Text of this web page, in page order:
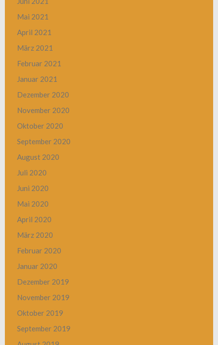
Mai 2021
April 2021
März 2021
Februar 2021
Januar 2021
Dezember 2020
November 2020
Oktober 2020
September 2020
August 2020
Juli 2020
Juni 2020
Mai 2020
April 2020
März 2020
Februar 2020
Januar 2020
Dezember 2019
November 2019
Oktober 2019
September 2019